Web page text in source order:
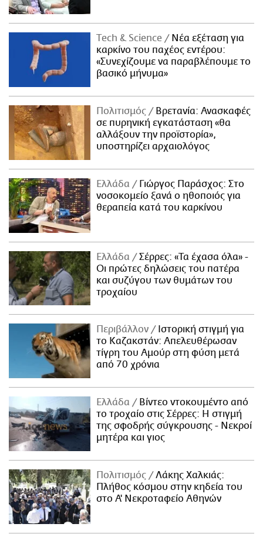
Τech & Science
Νέα εξέταση για
καρκίνο του παχέος εντέρου:
«Συνεχίζουμε να παραβλέπουμε το
βασικό μήνυμα»
Πολιτισμός
Βρετανία: Ανασκαφές
σε πυρηνική εγκατάσταση «θα
αλλάξουν την προϊστορία»,
υποστηρίζει αρχαιολόγος
Ελλάδα
Γιώργος Παράσχος: Στο
νοσοκομείο ξανά ο ηθοποιός για
θεραπεία κατά του καρκίνου
Ελλάδα
Σέρρες: «Τα έχασα όλα» -
Οι πρώτες δηλώσεις του πατέρα
και συζύγου των θυμάτων του
τροχαίου
Περιβάλλον
Ιστορική στιγμή για
το Καζακστάν: Απελευθέρωσαν
τίγρη του Αμούρ στη φύση μετά
από 70 χρόνια
Ελλάδα
Βίντεο ντοκουμέντο από
το τροχαίο στις Σέρρες: Η στιγμή
της σφοδρής σύγκρουσης - Νεκροί
μητέρα και γιος
Πολιτισμός
Λάκης Χαλκιάς:
Πλήθος κόσμου στην κηδεία του
στο Α' Νεκροταφείο Αθηνών